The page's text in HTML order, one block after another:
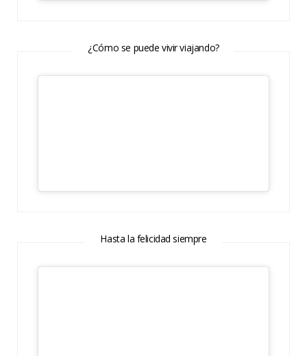
¿Cómo se puede vivir viajando?
Hasta la felicidad siempre